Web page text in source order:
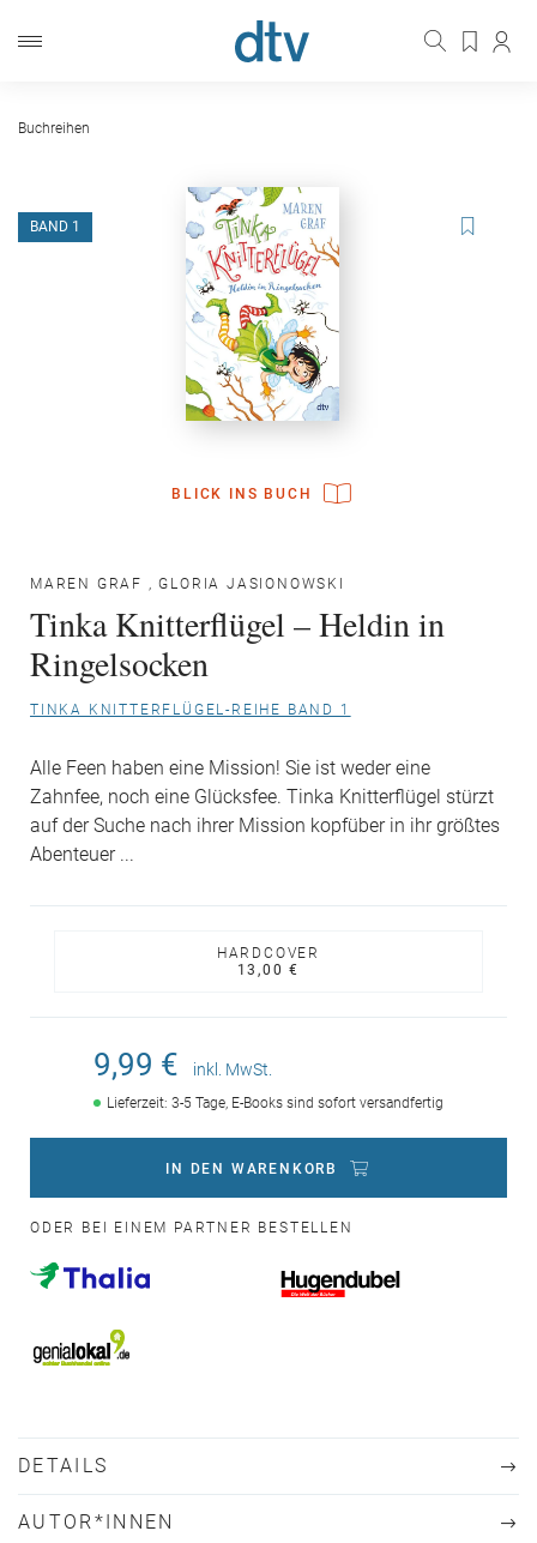
Buchreihen
BLICK INS BUCH
BAND 1
MAREN GRAF ,GLORIA JASIONOWSKI
Tinka Knitterflügel – Heldin in
Ringelsocken
TINKA KNITTERFLÜGEL-REIHE BAND 1
Alle Feen haben eine Mission! Sie ist weder eine
Zahnfee, noch eine Glücksfee. Tinka Knitterflügel stürzt
auf der Suche nach ihrer Mission kopfüber in ihr größtes
Abenteuer ...
HARDCOVER
13,00 €
9,99 € inkl. MwSt.
Lieferzeit: 3-5 Tage, E-Books sind sofort versandfertig
IN DEN WARENKORB
ODER BEI EINEM PARTNER BESTELLEN
DETAILS
AUTOR*INNEN